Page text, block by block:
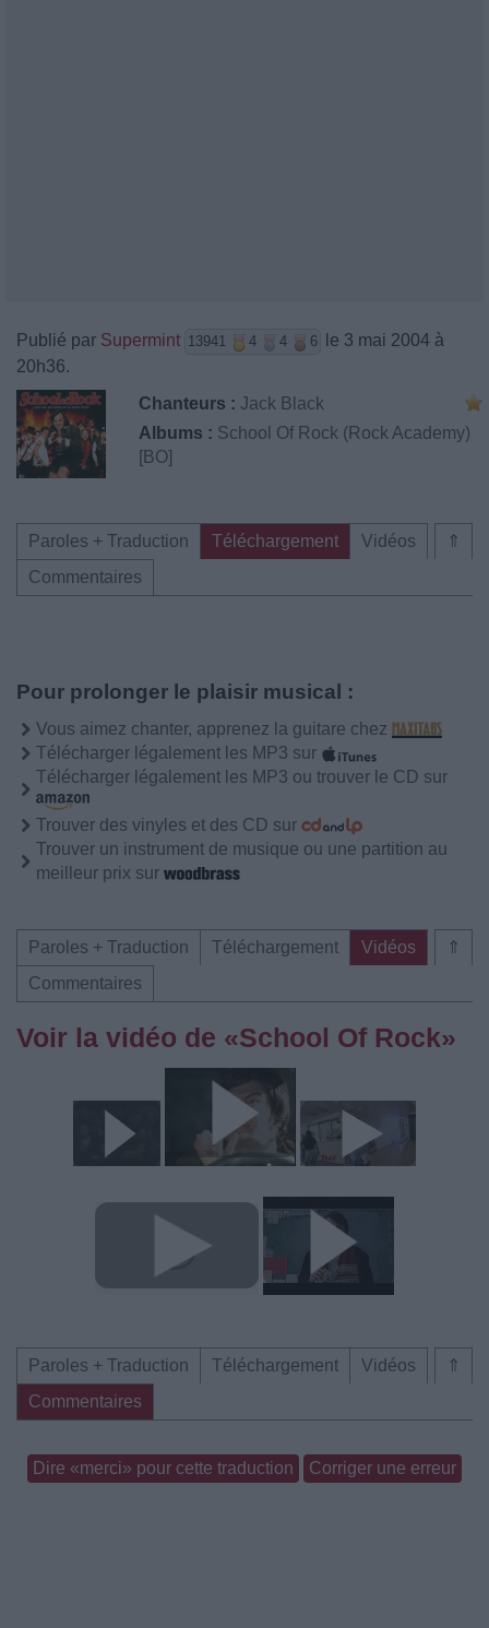
Publié par Supermint 13941 4 4 6
le 3 mai 2004 à
20h36.
Chanteurs : Jack Black
Albums : School Of Rock (Rock Academy)
[BO]
⇑
Paroles + Traduction Téléchargement
Vidéos
Commentaires
Pour prolonger le plaisir musical :
Vous aimez chanter, apprenez la guitare chez
Télécharger légalement les MP3 sur
Télécharger légalement les MP3 ou trouver le CD sur
Trouver des vinyles et des CD sur
Trouver un instrument de musique ou une partition au
meilleur prix sur
⇑
Paroles + Traduction Téléchargement
Vidéos
Commentaires
Voir la vidéo de «School Of Rock»
⇑
Paroles + Traduction Téléchargement
Vidéos
Commentaires
Dire «merci» pour cette traduction Corriger une erreur